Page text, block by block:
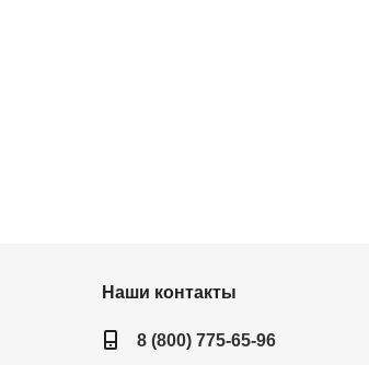
Наши контакты
8 (800) 775-65-96